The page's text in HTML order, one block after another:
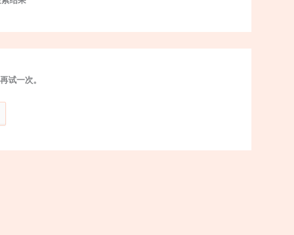
试一次。